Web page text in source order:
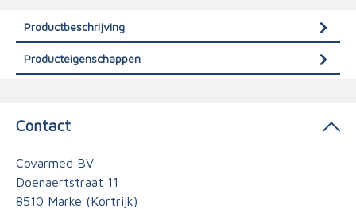
Productbeschrijving
Producteigenschappen
Contact
Covarmed BV
Doenaertstraat 11
8510 Marke (Kortrijk)